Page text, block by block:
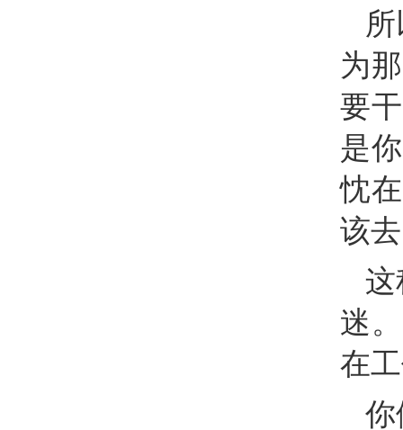
为
要
是
忱
该
迷
在